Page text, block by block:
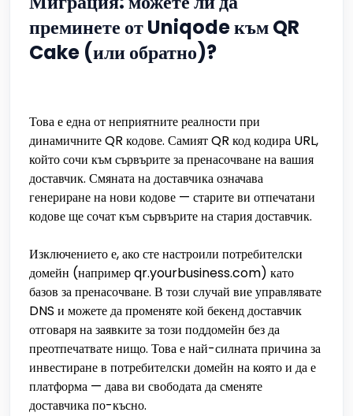
преминете от Uniqode към QR
Cake (или обратно)?
Това е една от неприятните реалности при
динамичните QR кодове. Самият QR код кодира URL,
който сочи към сървърите за пренасочване на вашия
доставчик. Смяната на доставчика означава
генериране на нови кодове — старите ви отпечатани
кодове ще сочат към сървърите на стария доставчик.
Изключението е, ако сте настроили потребителски
домейн (например qr.yourbusiness.com) като
базов за пренасочване. В този случай вие управлявате
DNS и можете да променяте кой бекенд доставчик
отговаря на заявките за този поддомейн без да
преотпечатвате нищо. Това е най-силната причина за
инвестиране в потребителски домейн на която и да е
платформа — дава ви свободата да сменяте
доставчика по-късно.